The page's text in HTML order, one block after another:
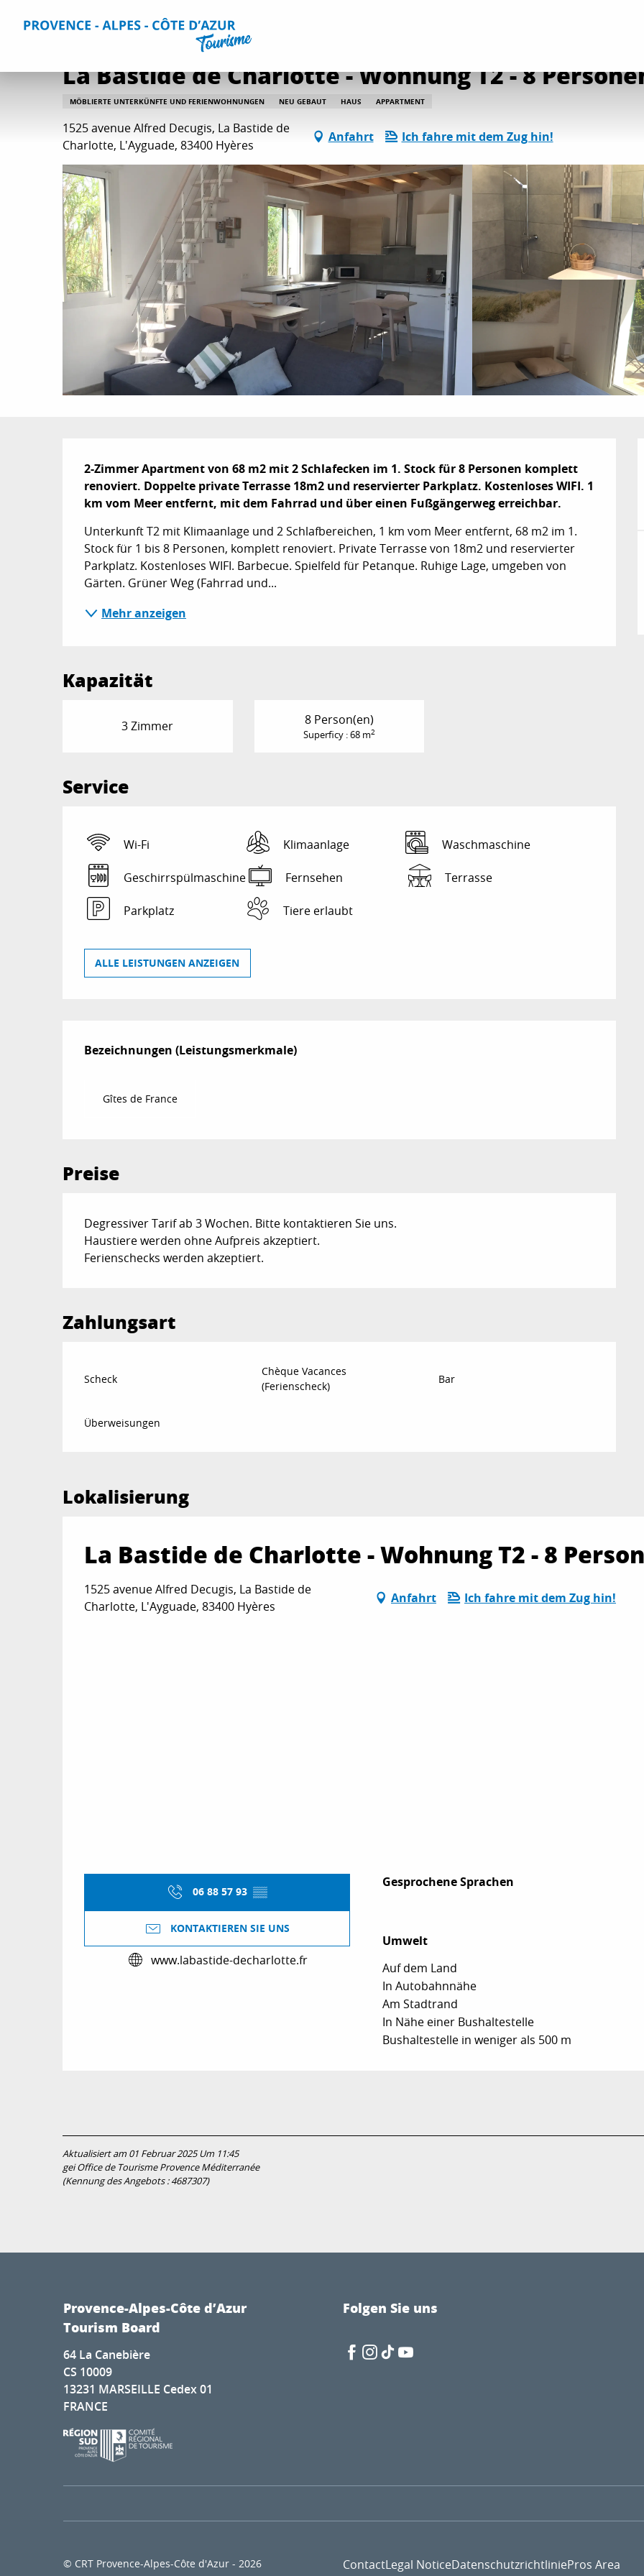
Home Aufenthalt Unterkünfte Alle Gites und Vermietungen
La Bastide de Charlotte - Wohnung T2 - 8
MÖBLIERTE UNTERKÜNFTE UND FERIENWOHNUNGEN NEU GEBAUT HAUS APPARTMENT
1525 avenue Alfred Decugis, La Bastide de
Charlotte, L'Ayguade, 83400 Hyères
Anfahrt Ich fahre mit dem Zug hin!
Beschreibung
2-Zimmer Apartment von 68 m2 mit 2 Schlafecken im 1. Stock für 8 Personen komplett
renoviert. Doppelte private Terrasse 18m2 und reservierter Parkplatz. Kostenloses WIFI. 1
km vom Meer entfernt, mit dem Fahrrad und über einen Fußgängerweg erreichbar.
Unterkunft T2 mit Klimaanlage und 2 Schlafbereichen, 1 km vom Meer entfernt, 68 m2 im 1.
Stock für 1 bis 8 Personen, komplett renoviert. Private Terrasse von 18m2 und reservierter
Parkplatz. Kostenloses WIFI. Barbecue. Spielfeld für Petanque. Ruhige Lage, umgeben von
Gärten. Grüner Weg (Fahrrad und...
Mehr anzeigen
Kapazität
3 Zimmer 8 Person(en)
Superficy : 68 m2
Service
Wi-Fi Klimaanlage Waschmaschine
Geschirrspülmaschine Fernsehen Terrasse
Parkplatz Tiere erlaubt
ALLE LEISTUNGEN ANZEIGEN
Leistungensmöglichkeiten
Bezeichnungen (Leistungsmerkmale)
Bezeichnungen (Leistungsmerkmale)
Gîtes de France
Preise
Degressiver Tarif ab 3 Wochen. Bitte kontaktieren Sie uns.
Haustiere werden ohne Aufpreis akzeptiert.
Ferienschecks werden akzeptiert.
Zahlungsart
Scheck
Chèque Vacances
(Ferienscheck)
Bar
Überweisungen
Lokalisierung
La Bastide de Charlotte - Wohnung T2 - 8
1525 avenue Alfred Decugis, La Bastide de
Charlotte, L'Ayguade, 83400 Hyères
Anfahrt Ich fahre mit dem Zug hin!
06 88 57 93 ▒▒
KONTAKTIEREN SIE UNS
www.labastide-decharlotte.fr
Gesprochene Sprachen
Gesprochene Sprachen
Umwelt
Umwelt
Auf dem Land
In Autobahnnähe
Am Stadtrand
In Nähe einer Bushaltestelle
Bushaltestelle in weniger als 500 m
Aktualisiert am 01 Februar 2025 Um 11:45
gei Office de Tourisme Provence Méditerranée
(Kennung des Angebots :4687307)
Provence-Alpes-Côte d’Azur
Tourism Board
64 La Canebière
CS 10009
13231 MARSEILLE Cedex 01
FRANCE
Folgen Sie uns
© CRT Provence-Alpes-Côte d'Azur - 2026 ContactLegal NoticeDatenschutzrichtliniePros Area